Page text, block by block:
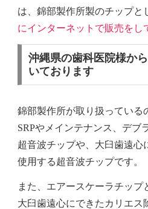
は、 錦部製作所製のチップと
にインターネットで販売をし
沖縄県の歯科医院様か
いております
錦部製作所が取り扱っている
SRPやメインテナンス、デブ
超音波チップや、大臼歯遠心
使用する超音波チップです。
また、エアースケーラチップ
大臼歯遠心にできたカリエス